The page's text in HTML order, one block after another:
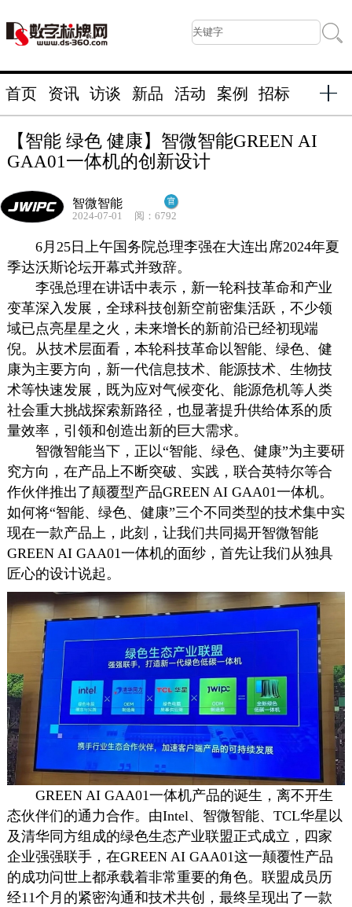
首页 资讯 访谈 新品 活动 案例 招标
【智能 绿色 健康】智微智能GREEN AI
GAA01一体机的创新设计
智微智能
2024-07-01 阅：6792
6月25日上午国务院总理李强在大连出席2024年夏
季达沃斯论坛开幕式并致辞。
李强总理在讲话中表示，新一轮科技革命和产业
变革深入发展，全球科技创新空前密集活跃，不少领
域已点亮星星之火，未来增长的新前沿已经初现端
倪。从技术层面看，本轮科技革命以智能、绿色、健
康为主要方向，新一代信息技术、能源技术、生物技
术等快速发展，既为应对气候变化、能源危机等人类
社会重大挑战探索新路径，也显著提升供给体系的质
量效率，引领和创造出新的巨大需求。
智微智能当下，正以“智能、绿色、健康”为主要研
究方向，在产品上不断突破、实践，联合英特尔等合
作伙伴推出了颠覆型产品GREEN AI GAA01一体机。
如何将“智能、绿色、健康”三个不同类型的技术集中实
现在一款产品上，此刻，让我们共同揭开智微智能
GREEN AI GAA01一体机的面纱，首先让我们从独具
匠心的设计说起。
GREEN AI GAA01一体机产品的诞生，离不开生
态伙伴们的通力合作。由Intel、智微智能、TCL华星以
及清华同方组成的绿色生态产业联盟正式成立，四家
企业强强联手，在GREEN AI GAA01这一颠覆性产品
的成功问世上都承载着非常重要的角色。联盟成员历
经11个月的紧密沟通和技术共创，最终呈现出了一款